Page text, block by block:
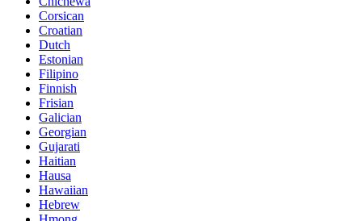
Corsican
Croatian
Dutch
Estonian
Filipino
Finnish
Frisian
Galician
Georgian
Gujarati
Haitian
Hausa
Hawaiian
Hebrew